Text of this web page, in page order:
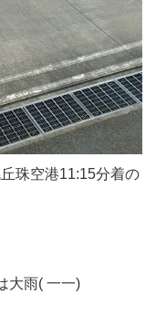
珠空港11:15分着の
大雨( 一一)